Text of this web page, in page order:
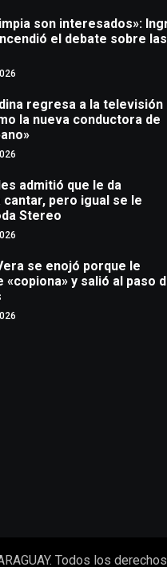
son interesados»:
el debate sobre las
regresa a la televisión
la nueva conductora de
admitió que le da
pero igual se le
Stereo
se enojó porque le
«copiona» y salió al paso
Todos los